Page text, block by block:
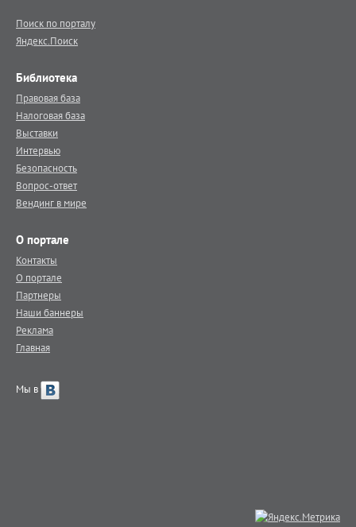
Поиск по порталу
Яндекс.Поиск
Библиотека
Правовая база
Налоговая база
Выставки
Интервью
Безопасность
Вопрос-ответ
Вендинг в мире
О портале
Контакты
О портале
Партнеры
Наши баннеры
Реклама
Главная
Мы в